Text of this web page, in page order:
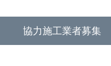
協力施工業者募集